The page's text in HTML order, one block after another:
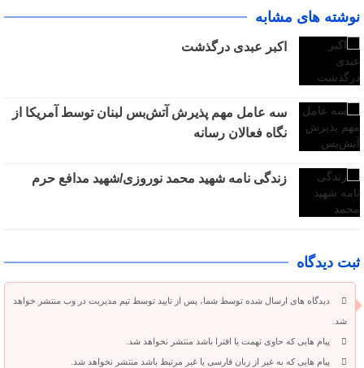
نوشته های مشابه
اکبر عبدی درگذشت
سه عامل مهم پذیرش آتش‌بس لبنان توسط آمریکا از
نگاه فعالان رسانه
زندگی نامه شهید محمد نوروزی/شهید مدافع حرم
ثبت دیدگاه
دیدگاه های ارسال شده توسط شما، پس از تایید توسط تیم مدیریت در وب منتشر خواهد
شد.
پیام هایی که حاوی تهمت یا افترا باشد منتشر نخواهد شد.
پیام هایی که به غیر از زبان فارسی یا غیر مرتبط باشد منتشر نخواهد شد.